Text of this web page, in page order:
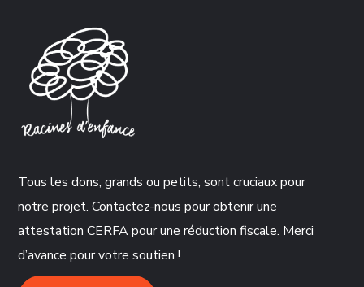
Tous les dons, grands ou petits, sont cruciaux pour
notre projet. Contactez-nous pour obtenir une
attestation CERFA pour une réduction fiscale. Merci
d’avance pour votre soutien !